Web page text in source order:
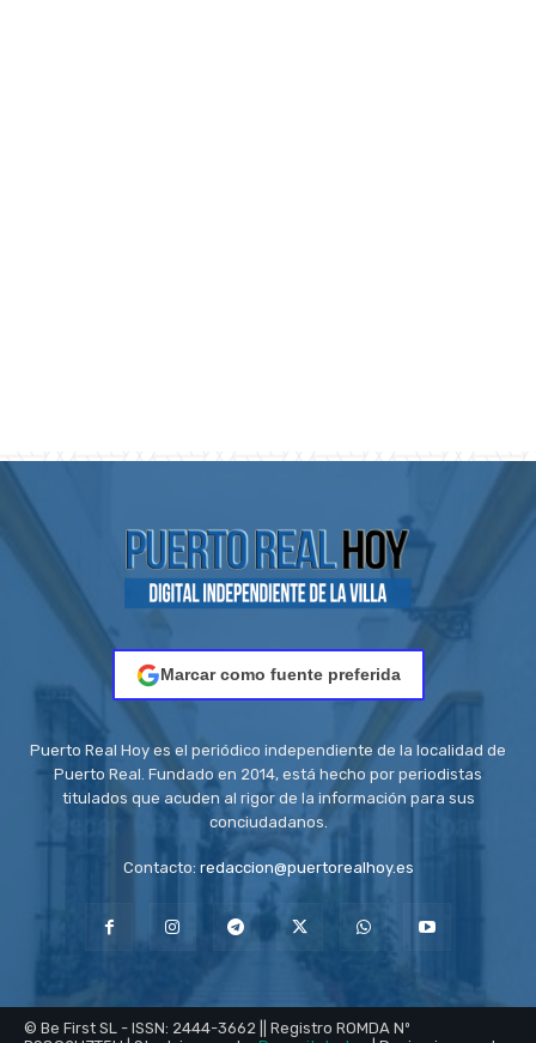
Marcar como fuente preferida
Puerto Real Hoy es el periódico independiente de la localidad de
Puerto Real. Fundado en 2014, está hecho por periodistas
titulados que acuden al rigor de la información para sus
conciudadanos.
Contacto: redaccion@puertorealhoy.es
© Be First SL - ISSN: 2444-3662 || Registro ROMDA Nº